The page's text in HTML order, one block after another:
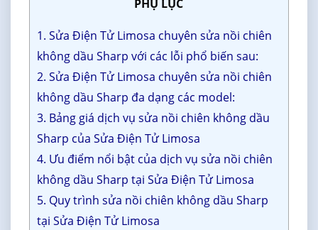
PHỤ LỤC
1. Sửa Điện Tử Limosa chuyên sửa nồi chiên
không dầu Sharp với các lỗi phổ biến sau:
2. Sửa Điện Tử Limosa chuyên sửa nồi chiên
không dầu Sharp đa dạng các model:
3. Bảng giá dịch vụ sửa nồi chiên không dầu
Sharp của Sửa Điện Tử Limosa
4. Ưu điểm nổi bật của dịch vụ sửa nồi chiên
không dầu Sharp tại Sửa Điện Tử Limosa
5. Quy trình sửa nồi chiên không dầu Sharp
tại Sửa Điện Tử Limosa